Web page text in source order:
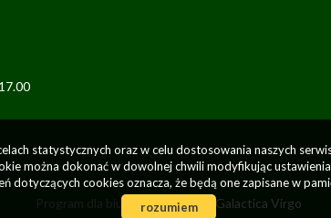
Program dla biur nieruchomości Galactica Virgo
statystycznych oraz w celu dostosowania naszych
można dokonać w dowolnej chwili modyfikując
dotyczących cookies oznacza, że będą one zapisane w
rozumiem